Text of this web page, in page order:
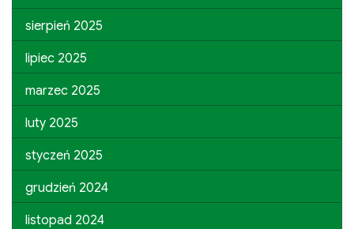
sierpień 2025
lipiec 2025
marzec 2025
luty 2025
styczeń 2025
grudzień 2024
listopad 2024